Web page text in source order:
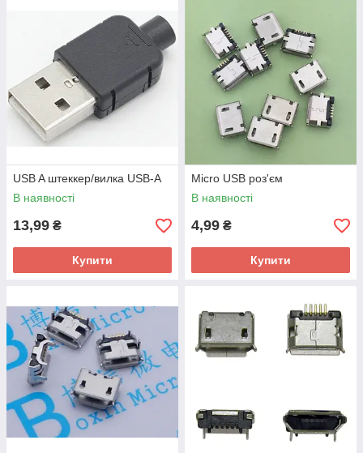
USB A штеккер/вилка USB-A
В наявності
13,99 ₴
Купити
Micro USB роз'єм
В наявності
4,99 ₴
Купити